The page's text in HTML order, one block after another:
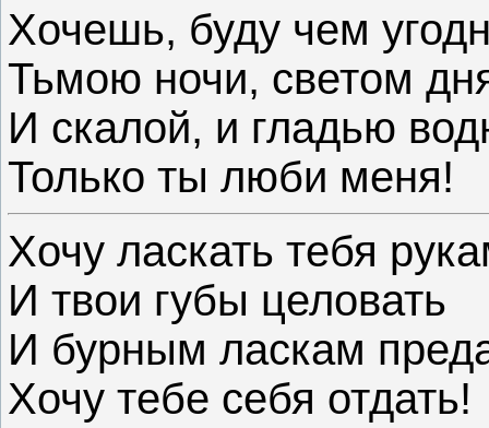
Хочешь, буду чем
Тьмою ночи, светом
И скалой, и гладью
Только ты люби меня!
Хочу ласкать тебя
И твои губы целовать
И бурным ласкам
Хочу тебе себя отдать!